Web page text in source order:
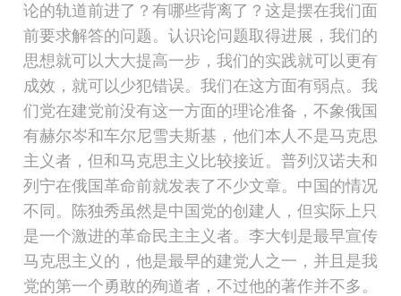
论的轨道前进了？有哪些背离了？这是摆在我们面
前要求解答的问题。认识论问题取得进展，我们的
思想就可以大大提高一步，我们的实践就可以更有
成效，就可以少犯错误。我们在这方面有弱点。我
们党在建党前没有这一方面的理论准备，不象俄国
有赫尔岑和车尔尼雪夫斯基，他们本人不是马克思
主义者，但和马克思主义比较接近。普列汉诺夫和
列宁在俄国革命前就发表了不少文章。中国的情况
不同。陈独秀虽然是中国党的创建人，但实际上只
是一个激进的革命民主主义者。李大钊是最早宣传
马克思主义的，他是最早的建党人之一，并且是我
党的第一个勇敢的殉道者，不过他的著作并不多。